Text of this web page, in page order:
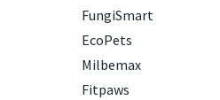
FungiSmart
EcoPets
Milbemax
Fitpaws